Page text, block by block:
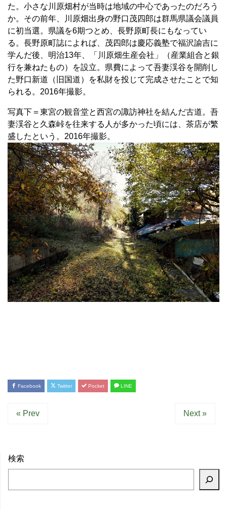
た。小さな川原畑村が当時は地域の中心であったのだろう
か。その前年、川原畑出身の野口茂四郎は群馬県議会議員
に初当選。県議を6期つとめ、長野原町長にもなってい
る。長野原町誌によれば、茂四郎は慶応義塾で福沢諭吉に
学んだ後、明治13年、「川原畑生産会社」（産業組合と銀
行を兼ねたもの）を設立。県費によって吾妻渓谷を開削し
た野口新道（旧国道）を私財を投じて完成させたことで知
られる。2016年撮影。
写真下＝東宮の観音堂と西宮の諏訪神社を結んだ古道。吾
妻渓谷と久森峠を往来する人が多かった頃には、茶店が繁
盛したという。2016年撮影。
Facebook Twitter Pocket LINE
« Prev Next »
検索